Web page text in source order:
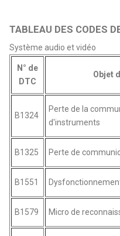
TABLEAU DES CODES
Système audio et vidéo
N° de
DTC
Objet
B1324
Perte de la
d'instruments
B1325 Perte de
B1551
B1579 Micro de